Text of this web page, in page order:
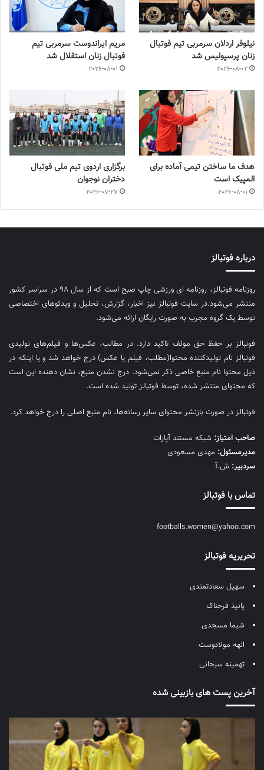
نیلوفر اردلان سرمربی تیم فوتبال
زنان پرسپولیس شد
2026-08-02
مریم ایراندوست سرمربی تیم
فوتبال زنان استقلال شد
2026-08-01
هدف ما ساختن تیمی آماده برای
المپیک است
2026-08-01
برگزاری اردوی تیم ملی فوتبال
دختران نوجوان
2026-07-27
درباره فوتبالز
روزنامه فوتبالز، روزنامه ای ورزشی چاپ صبح است که از سال ۹۸ در سراسر کشور
منتشر می‌شود.در سایت فوتبالز نیز اخبار، گزارش، تحلیل و ویدئوهای اختصاصی
توسط یک گروه مجرب به صورت رایگان ارائه می‌شود.
فوتبالز بر حفظ حق مولف تاکید دارد. در مطالب، عکس‌ها و فیلم‌های تولیدی
فوتبالز نام تولیدکننده محتوا(مطلب، فیلم یا عکس) درج خواهد شد و یا اینکه در
ذیل محتوا نام منبع خاصی ذکر نمی‌‎شود. درج نشدن منبع، نشان دهنده این است
که محتوای منتشر شده، توسط فوتبالز تولید شده است.
فوتبالز در صورت بازنشر محتوای سایر رسانه‌ها، نام منبع اصلی را درج خواهد کرد.
صاحب امتیاز: شبکه مستند آپارات
مديرمسئول: مهدی مسعودی
سردبیر: ش.آ
تماس با فوتبالز
footballs.women@yahoo.com
تحریریه فوتبالز
سهیل سعادتمندی
پانیذ فرحناک
شیما مسجدی
الهه مولادوست
تهمینه سبحانی
آخرین پست های بازبینی شده